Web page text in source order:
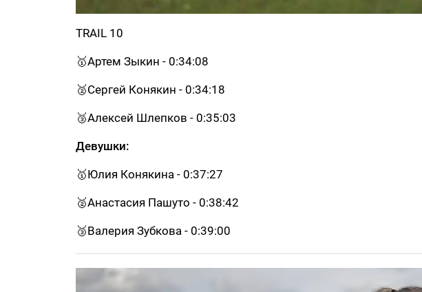
TRAIL 10
🥇Артем Зыкин - 0:34:08
🥈Сергей Конякин - 0:34:18
🥉Алексей Шлепков - 0:35:03
Девушки:
🥇Юлия Конякина - 0:37:27
🥈Анастасия Пашуто - 0:38:42
🥉Валерия Зубкова - 0:39:00